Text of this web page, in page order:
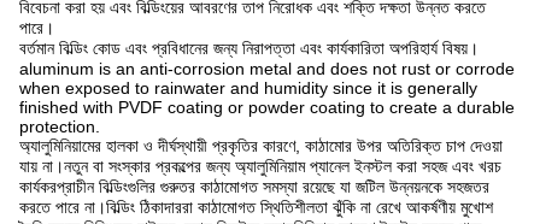
বিবেচনা করা হয় এবং বিল্ডিংয়ের আবরণের তাপ নিরোধক এবং শক্তি দক্ষতা উন্নত করতে
পারে।
বর্তমান বিল্ডিং কোড এবং প্রবিধানের জন্য নিরাপত্তা এবং কার্যকারিতা অপরিহার্য বিষয়।
aluminum is an anti-corrosion metal and does not rust or corrode
when exposed to rainwater and humidity since it is generally
finished with PVDF coating or powder coating to create a durable
protection.
অ্যালুমিনিয়ামের হালকা ও দীর্ঘস্থায়ী প্রকৃতির কারণে, কাঠামোর উপর অতিরিক্ত চাপ দেওয়া
যায় না।নতুন বা সংস্কার প্রকল্পের জন্য অ্যালুমিনিয়াম প্যানেল ইনস্টল করা সহজ এবং খরচ
কার্যকরপ্রাচীন বিল্ডিংগুলির গুরুতর কাঠামোগত সমস্যা রয়েছে যা জটিল উন্নয়নকে সহজতর
করতে পারে না।বিল্ডিং ঠিকাদাররা কাঠামোগত স্থিতিশীলতা ঝুঁকি না রেখে আকর্ষণীয় মুখোশ